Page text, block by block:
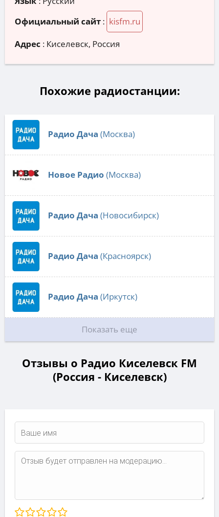
Официальный сайт : kisfm.ru
Адрес : Киселевск, Россия
Похожие радиостанции:
Радио Дача (Москва)
Новое Радио (Москва)
Радио Дача (Новосибирск)
Радио Дача (Красноярск)
Радио Дача (Иркутск)
Показать еще
Отзывы о Радио Киселевск FM
(Россия - Киселевск)